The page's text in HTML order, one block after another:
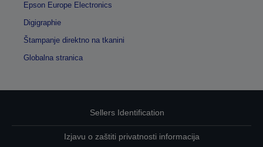
Epson Europe Electronics
Digigraphie
Štampanje direktno na tkanini
Globalna stranica
Sellers Identification
Izjavu o zaštiti privatnosti informacija